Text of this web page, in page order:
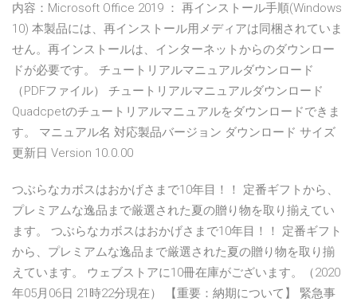
内容：Microsoft Office 2019 ： 再インストール手順(Windows
10) 本製品には、再インストール用メディアは同梱されていま
せん。再インストールは、インターネットからのダウンロー
ドが必要です。 チュートリアルマニュアルダウンロード
（PDFファイル） チュートリアルマニュアルダウンロード
Quadcpetのチュートリアルマニュアルをダウンロードできま
す。 マニュアル名 対応製品バージョン ダウンロード サイズ
更新日 Version 10.0.00
つぶらなカボスはおかげさまで10年目！！ 定番ギフトから、
プレミアムな逸品まで厳選された夏の贈り物を取り揃えてい
ます。 つぶらなカボスはおかげさまで10年目！！ 定番ギフト
から、プレミアムな逸品まで厳選された夏の贈り物を取り揃
えています。 ウェブストアに10冊在庫がございます。（2020
年05月06日 21時22分現在） 【重要：納期について】 緊急事